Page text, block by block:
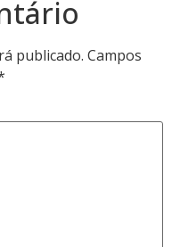
publicado. Campos